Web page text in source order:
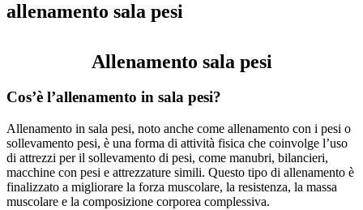
allenamento sala pesi
Allenamento sala pesi
Cos’è l’allenamento in sala pesi?
Allenamento in sala pesi, noto anche come allenamento con i pesi o
sollevamento pesi, è una forma di attività fisica che coinvolge l’uso
di attrezzi per il sollevamento di pesi, come manubri, bilancieri,
macchine con pesi e attrezzature simili. Questo tipo di allenamento è
finalizzato a migliorare la forza muscolare, la resistenza, la massa
muscolare e la composizione corporea complessiva.